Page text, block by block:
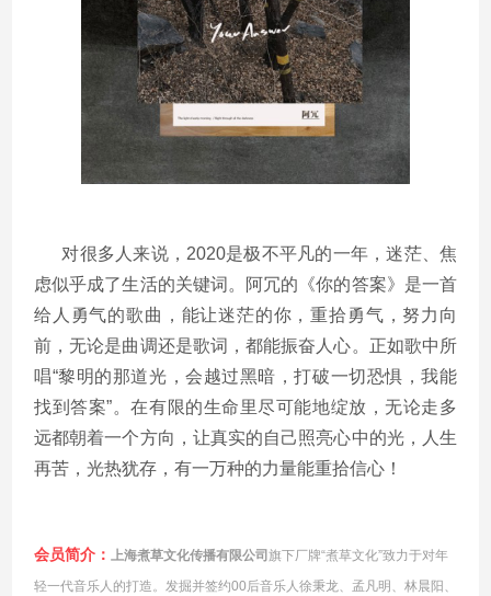
对很多人来说，2020是极不平凡的一年，迷茫、焦
虑似乎成了生活的关键词。阿冗的《你的答案》是一首
给人勇气的歌曲，能让迷茫的你，重拾勇气，努力向
前，无论是曲调还是歌词，都能振奋人心。正如歌中所
唱“黎明的那道光，会越过黑暗，打破一切恐惧，我能
找到答案”。在有限的生命里尽可能地绽放，无论走多
远都朝着一个方向，让真实的自己照亮心中的光，人生
再苦，光热犹存，有一万种的力量能重拾信心！
会员简介 ： 上海煮草文化传播有限公司 旗下厂牌“煮草文化”致力于对年
轻一代音乐人的打造。发掘并签约00后音乐人徐秉龙、孟凡明、林晨阳、